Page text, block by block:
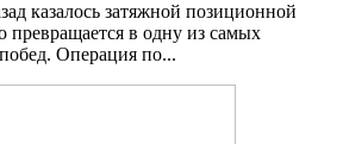
казалось затяжной позиционной
превращается в одну из самых
Операция по...